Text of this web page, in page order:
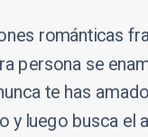
románticas
persona se
te has
y luego busca el